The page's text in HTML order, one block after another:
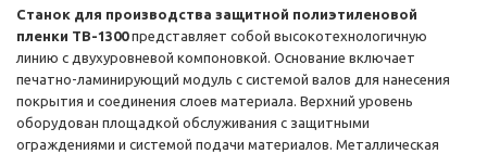
Станок для производства защитной полиэтиленовой
пленки TB-1300представляет собой высокотехнологичную
линию с двухуровневой компоновкой. Основание включает
печатно-ламинирующий модуль с системой валов для нанесения
покрытия и соединения слоев материала. Верхний уровень
оборудован площадкой обслуживания с защитными
ограждениями и системой подачи материалов. Металлическая